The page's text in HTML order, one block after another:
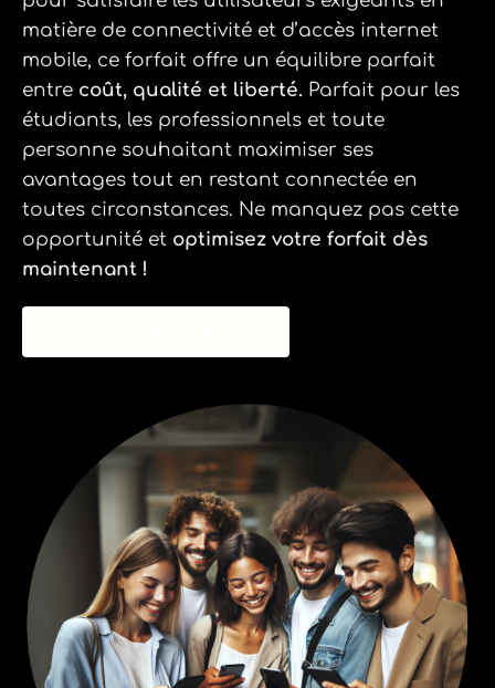
matière de connectivité et d’accès internet
mobile, ce forfait offre un équilibre parfait
entre coût, qualité et liberté. Parfait pour les
étudiants, les professionnels et toute
personne souhaitant maximiser ses
avantages tout en restant connectée en
toutes circonstances. Ne manquez pas cette
opportunité et optimisez votre forfait dès
maintenant !